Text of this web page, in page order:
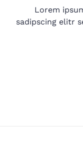
Lorem
sadipscing elitr